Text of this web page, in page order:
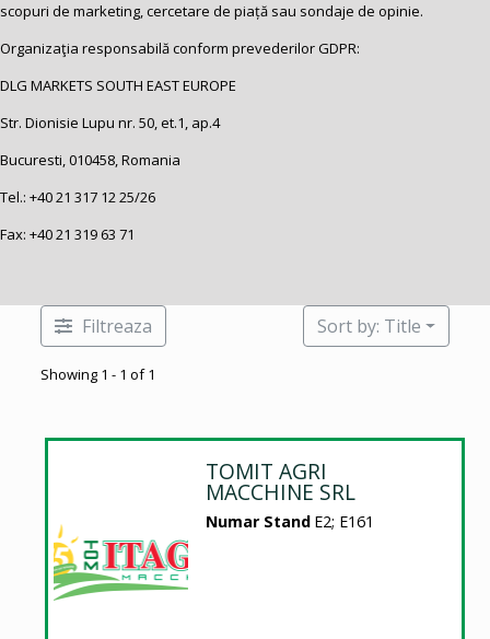
scopuri de marketing, cercetare de piață sau sondaje de opinie.
Organizaţia responsabilă conform prevederilor GDPR:
DLG MARKETS SOUTH EAST EUROPE
Str. Dionisie Lupu nr. 50, et.1, ap.4
Bucuresti, 010458, Romania
Tel.: +40 21 317 12 25/26
Fax: +40 21 319 63 71
Filtreaza
Showing 1 - 1 of 1
Sort by: Title
TOMIT AGRI
MACCHINE SRL
Numar Stand E2; E161